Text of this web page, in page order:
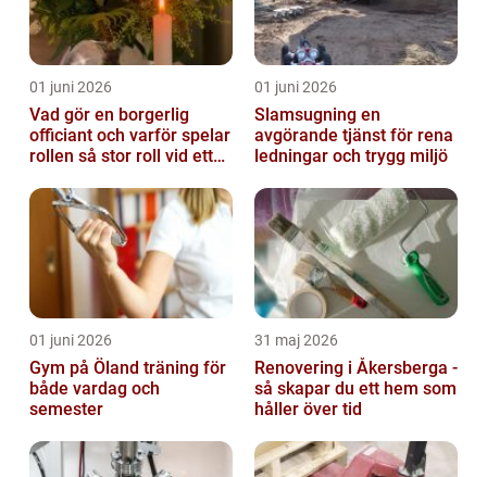
01 juni 2026
Vad gör en borgerlig
officiant och varför spelar
rollen så stor roll vid ett
01 juni 2026
Slamsugning en
avgörande tjänst för rena
ledningar och trygg miljö
01 juni 2026
Gym på Öland träning för
både vardag och
semester
31 maj 2026
Renovering i Åkersberga -
så skapar du ett hem som
håller över tid